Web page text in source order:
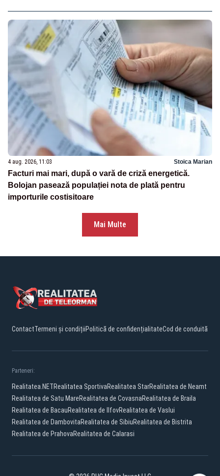
4 aug. 2026, 11:03 Stoica Marian
Facturi mai mari, după o vară de criză energetică.
Bolojan pasează populației nota de plată pentru
importurile costisitoare
Mai Multe
ContactTermeni și condițiiPolitică de confidențialitateCod de conduită
Parteneri:
Realitatea.NETRealitatea SportivaRealitatea StarRealitatea de Neamt
Realitatea de Satu MareRealitatea de CovasnaRealitatea de Braila
Realitatea de BacauRealitatea de IlfovRealitatea de Vaslui
Realitatea de DambovitaRealitatea de SibiuRealitatea de Bistrita
Realitatea de PrahovaRealitatea de Calarasi